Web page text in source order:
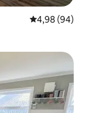
4,98 ud af 5 i
4,98 (94)